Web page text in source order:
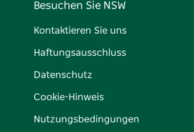
Besuchen Sie NSW
Kontaktieren Sie uns
Haftungsausschluss
Datenschutz
Cookie-Hinweis
Nutzungsbedingungen